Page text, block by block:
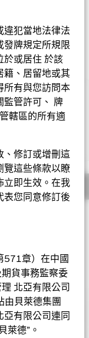
違犯當地法律法
發牌規定所規限
於或居住 於該
籍、居留地或其
所有與您訪問本
監管許可、 牌
轄區的所有適
、修訂或增刪這
覽這些條款以瞭
立即生效。在我
表您同意修訂後
571章）在中國
貨事務監察委
北亞有限公司
由貝萊德集團
有限公司連同
萊德”。
重大虧損。基金
經濟、社會及外匯
股票證券的資本匯
的投資相比，其波
性及流動性風險及
股份類別亦會在基
支之下派付股息，
報或資本收益。所
值即時減少。
而，不會大量用作
失。
資者或有可能損失
應參閱基金章程及
顯示全部
於70%的總資產
以對沖貨幣風險。